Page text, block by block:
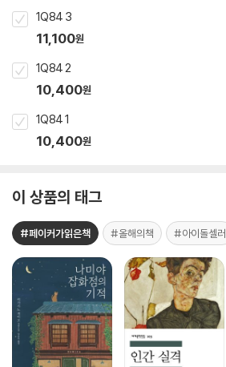
1Q84 3
11,100원
1Q84 2
10,400원
1Q84 1
10,400원
이 상품의 태그
#페이커가읽은책 #올해의책 #아이돌셀러